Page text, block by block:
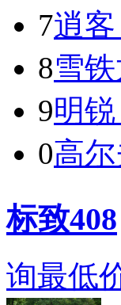
7逍客
8雪
9明锐
0高尔
标致408
询最低